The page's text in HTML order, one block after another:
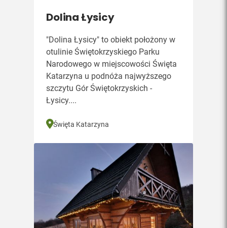
Dolina Łysicy
"Dolina Łysicy" to obiekt położony w
otulinie Świętokrzyskiego Parku
Narodowego w miejscowości Święta
Katarzyna u podnóża najwyższego
szczytu Gór Świętokrzyskich -
Łysicy....
Święta Katarzyna